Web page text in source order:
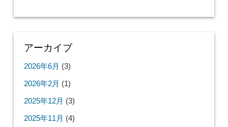
生成AI(9)
自動車(22)
デリカミニ(22)
自転車(60)